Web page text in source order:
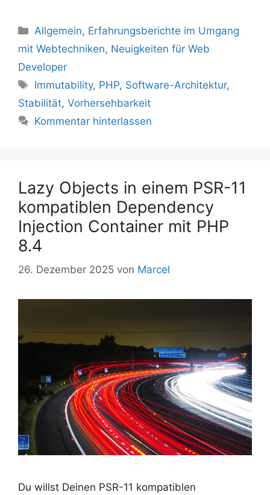
Kategorien
Allgemein, Erfahrungsberichte im Umgang
mit Webtechniken, Neuigkeiten für Web
Developer
Schlagwörter
Immutability, PHP, Software-Architektur,
Stabilität, Vorhersehbarkeit
Kommentar hinterlassen
Lazy Objects in einem PSR-11
kompatiblen Dependency
Injection Container mit PHP
8.4
26. Dezember 2025 von Marcel
Du willst Deinen PSR-11 kompatiblen